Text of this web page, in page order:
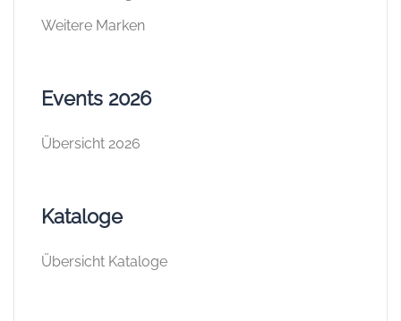
Weitere Marken
Events 2026
Übersicht 2026
Kataloge
Übersicht Kataloge